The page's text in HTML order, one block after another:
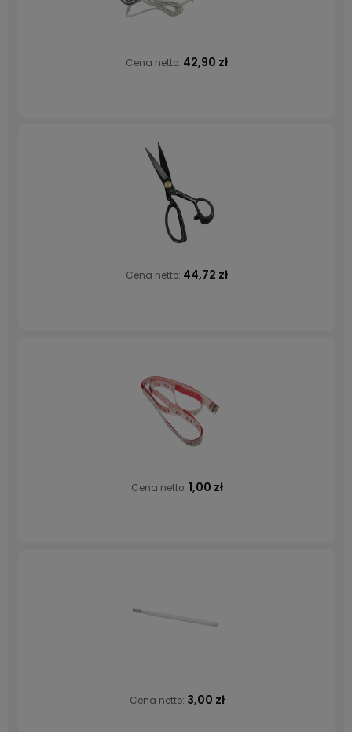
Cena netto: 42,90 zł
Cena netto: 44,72 zł
Cena netto: 1,00 zł
Cena netto: 3,00 zł